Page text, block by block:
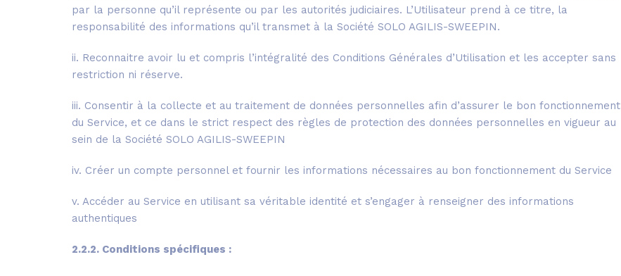
par la personne qu’il représente ou par les autorités judiciaires. L’Utilisateur prend à ce titre, la
responsabilité des informations qu’il transmet à la Société SOLO AGILIS-SWEEPIN.
ii. Reconnaitre avoir lu et compris l’intégralité des Conditions Générales d’Utilisation et les accepter sans
restriction ni réserve.
iii. Consentir à la collecte et au traitement de données personnelles afin d’assurer le bon fonctionnement
du Service, et ce dans le strict respect des règles de protection des données personnelles en vigueur au
sein de la Société SOLO AGILIS-SWEEPIN
iv. Créer un compte personnel et fournir les informations nécessaires au bon fonctionnement du Service
v. Accéder au Service en utilisant sa véritable identité et s’engager à renseigner des informations
authentiques
2.2.2. Conditions spécifiques :